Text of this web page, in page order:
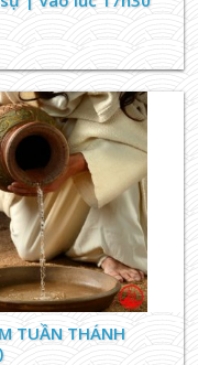
giáo lý viên
MÁI NGÓI NHÀ
TUẦN THÁNH